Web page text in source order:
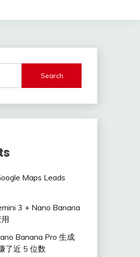
Search
Maps Leads
3 + Nano Banana
Banana Pro 生成
了近 5 位数